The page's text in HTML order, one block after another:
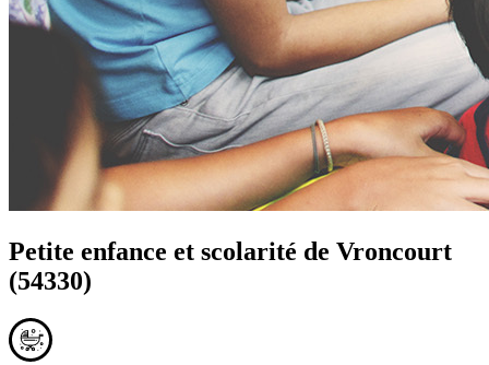
Petite enfance et scolarité de Vroncourt
(54330)